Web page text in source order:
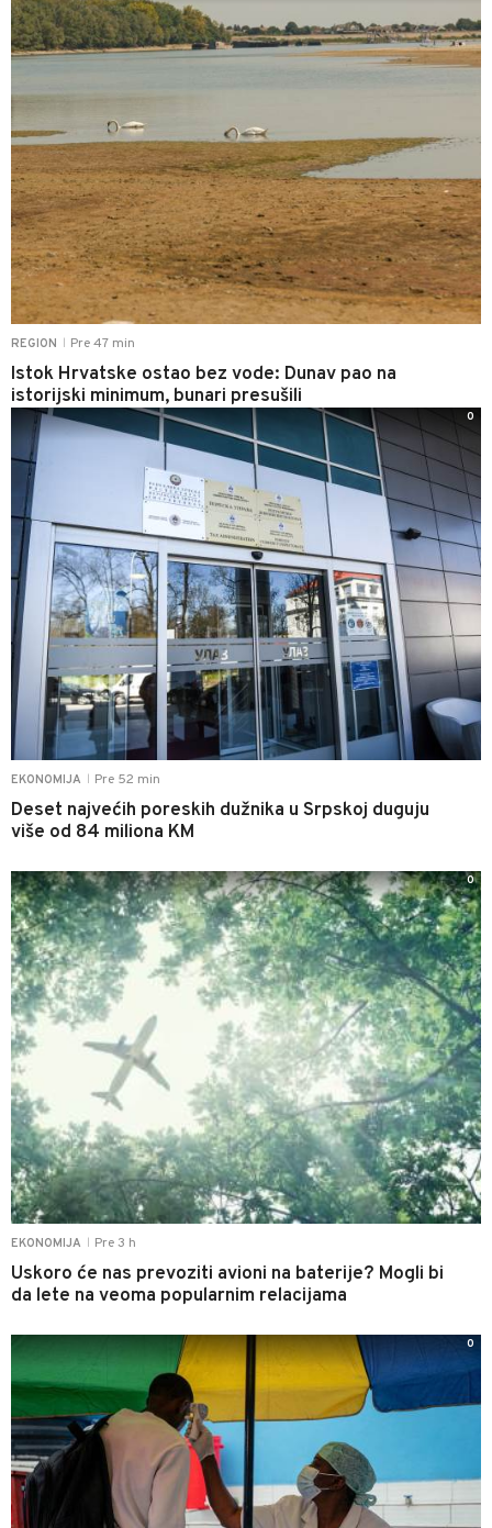
REGION Pre 47 min
Istok Hrvatske ostao bez vode: Dunav pao na
istorijski minimum, bunari presušili
EKONOMIJA Pre 52 min
Deset najvećih poreskih dužnika u Srpskoj duguju
više od 84 miliona KM
0
EKONOMIJA Pre 3 h
Uskoro će nas prevoziti avioni na baterije? Mogli bi
da lete na veoma popularnim relacijama
0
0